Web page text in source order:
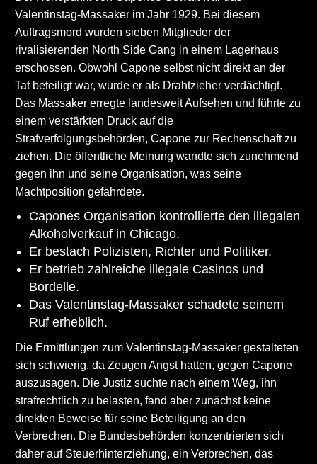
Valentinstag-Massaker im Jahr 1929. Bei diesem
Auftragsmord wurden sieben Mitglieder der
rivalisierenden North Side Gang in einem Lagerhaus
erschossen. Obwohl Capone selbst nicht direkt an der
Tat beteiligt war, wurde er als Drahtzieher verdächtigt.
Das Massaker erregte landesweit Aufsehen und führte zu
einem verstärkten Druck auf die
Strafverfolgungsbehörden, Capone zur Rechenschaft zu
ziehen. Die öffentliche Meinung wandte sich zunehmend
gegen ihn und seine Organisation, was seine
Machtposition gefährdete.
Capones Organisation kontrollierte den illegalen
Alkoholverkauf in Chicago.
Er bestach Polizisten, Richter und Politiker.
Er betrieb zahlreiche illegale Casinos und
Bordelle.
Das Valentinstag-Massaker schadete seinem
Ruf erheblich.
Die Ermittlungen zum Valentinstag-Massaker gestalteten
sich schwierig, da Zeugen Angst hatten, gegen Capone
auszusagen. Die Justiz suchte nach einem Weg, ihn
strafrechtlich zu belasten, fand aber zunächst keine
direkten Beweise für seine Beteiligung an den
Verbrechen. Die Bundesbehörden konzentrierten sich
daher auf Steuerhinterziehung, ein Verbrechen, das